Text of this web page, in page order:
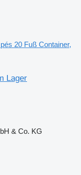
20 Fuß Container,
Lager
& Co. KG